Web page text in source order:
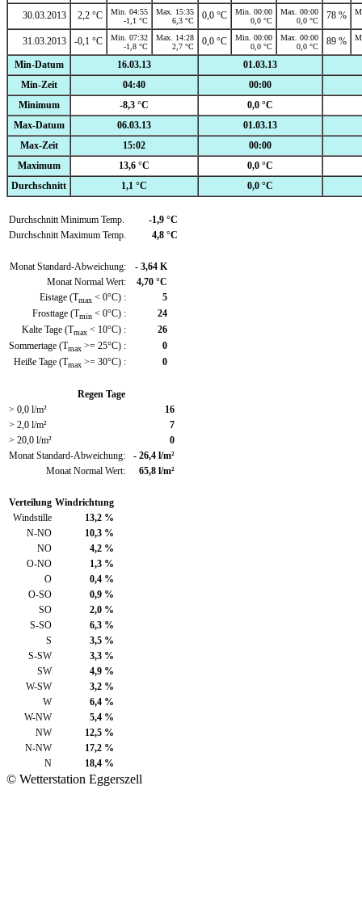
30.03.2013 2,2 °C
Min. 04:55
-1,1 °C
Max. 15:35
6,3 °C
0,0 °C
Min. 00:00
0,0 °C
Max. 00:00
0,0 °C
78 %
31.03.2013 -0,1 °C
Min. 07:32
-1,8 °C
Max. 14:28
2,7 °C
0,0 °C
Min. 00:00
0,0 °C
Max. 00:00
0,0 °C
89 %
Min-Datum 16.03.13
01.03.13
Min-Zeit
04:40
00:00
Minimum
-8,3 °C
0,0 °C
Max-Datum
06.03.13
01.03.13
Max-Zeit
15:02
00:00
Maximum
13,6 °C
0,0 °C
Durchschnitt
1,1 °C 0,0 °C
Durchschnitt Minimum Temp.
-1,9 °C
Durchschnitt Maximum Temp.
4,8 °C
Monat Standard-Abweichung:
- 3,64 K
Monat Normal Wert:
4,70 °C
Eistage (Tmax < 0°C) :
5
Frosttage (Tmin < 0°C) :
24
Kalte Tage (Tmax < 10°C) :
26
Sommertage (Tmax >= 25°C) :
0
Heiße Tage (Tmax >= 30°C) : 0
Regen Tage
> 0,0 l/m²
16
> 2,0 l/m²
7
> 20,0 l/m²
0
Monat Standard-Abweichung:
- 26,4 l/m²
Monat Normal Wert:
65,8 l/m²
Verteilung Windrichtung
Windstille
13,2 %
N-NO
10,3 %
NO
4,2 %
O-NO
1,3 %
O
0,4 %
O-SO
0,9 %
SO
2,0 %
S-SO
6,3 %
S
3,5 %
S-SW
3,3 %
SW
4,9 %
W-SW
3,2 %
W
6,4 %
W-NW
5,4 %
NW
12,5 %
N-NW
17,2 %
N
18,4 %
© Wetterstation Eggerszell